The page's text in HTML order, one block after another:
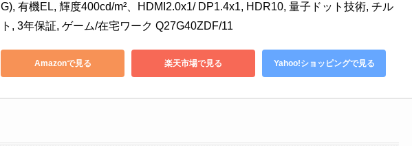
G), 有機EL, 輝度400cd/m²、HDMI2.0x1/ DP1.4x1, HDR10, 量子ドット技術, チル
ト, 3年保証, ゲーム/在宅ワーク Q27G40ZDF/11
Amazonで見る 楽天市場で見る Yahoo!ショッピングで見る